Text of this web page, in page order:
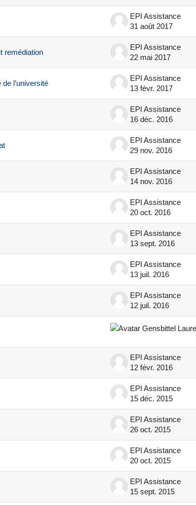
EPI Assistance
31 août 2017
remédiation
EPI Assistance
22 mai 2017
l’université
EPI Assistance
13 févr. 2017
EPI Assistance
16 déc. 2016
EPI Assistance
29 nov. 2016
EPI Assistance
14 nov. 2016
EPI Assistance
20 oct. 2016
EPI Assistance
13 sept. 2016
EPI Assistance
13 juil. 2016
EPI Assistance
12 juil. 2016
EPI Assistance
12 févr. 2016
EPI Assistance
15 déc. 2015
EPI Assistance
26 oct. 2015
EPI Assistance
20 oct. 2015
EPI Assistance
15 sept. 2015